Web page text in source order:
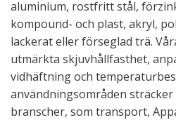
aluminium, rostfritt stål,
kompound- och plast, akryl,
lackerat eller förseglad trä.
utmärkta skjuvhållfasthet,
vidhäftning och
användningsområden sträcker
branscher, som transport,